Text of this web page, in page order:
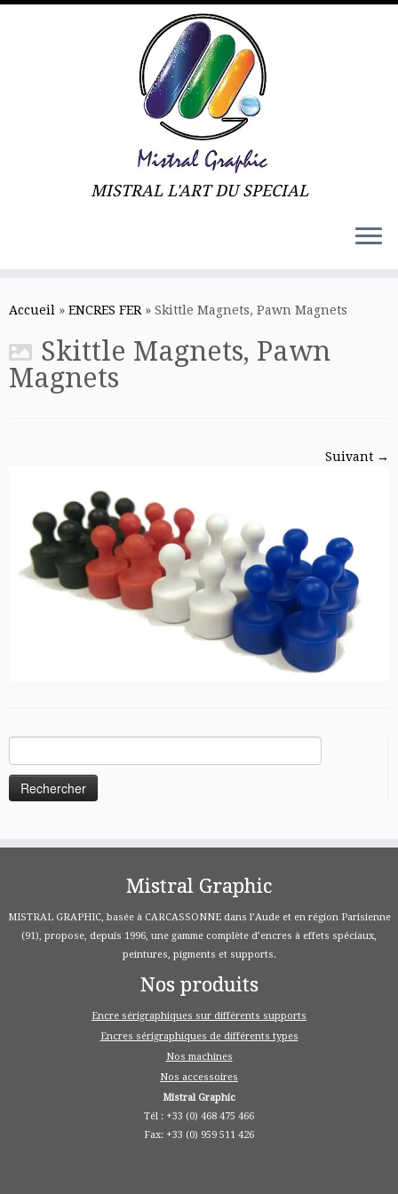
MISTRAL L'ART DU SPECIAL
Accueil » ENCRES FER » Skittle Magnets, Pawn Magnets
Skittle Magnets, Pawn
Magnets
Suivant →
Mistral Graphic
MISTRAL GRAPHIC, basée à CARCASSONNE dans l’Aude et en région Parisienne
(91), propose, depuis 1996, une gamme complète d’encres à effets spéciaux,
peintures, pigments et supports.
Nos produits
Encre sérigraphiques sur différents supports
Encres sérigraphiques de différents types
Nos machines
Nos accessoires
Mistral Graphic
Tél : +33 (0) 468 475 466
Fax: +33 (0) 959 511 426